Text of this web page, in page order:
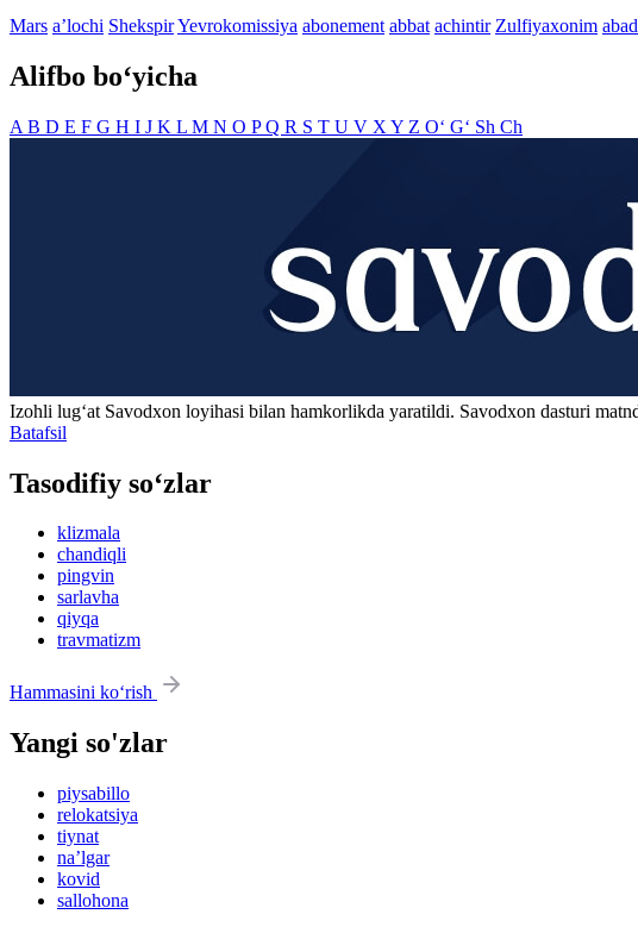
Mars aʼlochi ShekspirYevrokomissiya abonement abbat achintir Zulfiyaxonim
Alifbo bo‘yicha
A B D E F G H I J K L M N O PQ R S T U V X Y Z O‘ G‘ Sh Ch
Izohli lugʻat Savodxon loyihasi bilan hamkorlikda yaratildi. Savodxon dasturi
Batafsil
Tasodifiy so‘zlar
klizmala
chandiqli
pingvin
sarlavha
qiyqa
travmatizm
Hammasini ko‘rish
Yangi so'zlar
piysabillo
relokatsiya
tiynat
na’lgar
kovid
sallohona